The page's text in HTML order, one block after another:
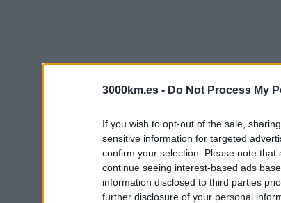
3000km.es - Do Not Process My
If you wish to opt-out of the sale,
sensitive information for targeted
confirm your selection. Please note
continue seeing interest-based ads
information disclosed to third parties
further disclosure of your personal